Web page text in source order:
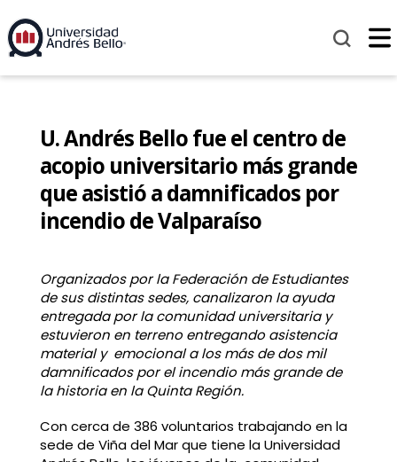
U. Andrés Bello fue el centro de
acopio universitario más grande
que asistió a damnificados por
incendio de Valparaíso
Organizados por la Federación de Estudiantes
de sus distintas sedes, canalizaron la ayuda
entregada por la comunidad universitaria y
estuvieron en terreno entregando asistencia
material y emocional a los más de dos mil
damnificados por el incendio más grande de
la historia en la Quinta Región.
Con cerca de 386 voluntarios trabajando en la
sede de Viña del Mar que tiene la Universidad